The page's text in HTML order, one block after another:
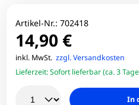
Artikel-Nr.: 702418
14,90 €
inkl. MwSt. zzgl. Versandkosten
Lieferzeit:Sofort lieferbar (ca. 3
In